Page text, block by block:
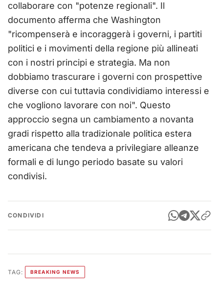
collaborare con "potenze regionali". Il
documento afferma che Washington
"ricompenserà e incoraggerà i governi, i partiti
politici e i movimenti della regione più allineati
con i nostri principi e strategia. Ma non
dobbiamo trascurare i governi con prospettive
diverse con cui tuttavia condividiamo interessi e
che vogliono lavorare con noi". Questo
approccio segna un cambiamento a novanta
gradi rispetto alla tradizionale politica estera
americana che tendeva a privilegiare alleanze
formali e di lungo periodo basate su valori
condivisi.
CONDIVIDI
TAG: BREAKING NEWS